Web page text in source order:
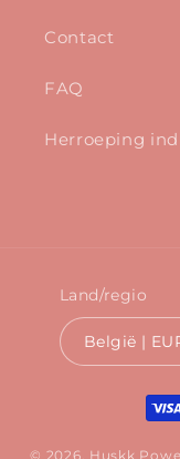
Contact
FAQ
Herroeping
Land/regio